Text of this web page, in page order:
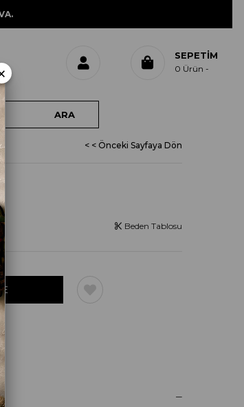
SEPETIM
0 Ürün
< < Önceki Sayfaya Dön
Beden Tablosu